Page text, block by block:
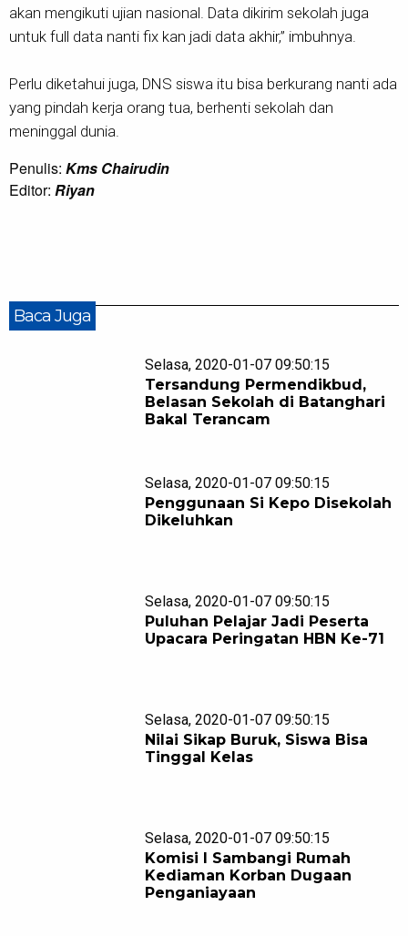
akan mengikuti ujian nasional. Data dikirim sekolah juga
untuk full data nanti fix kan jadi data akhir,” imbuhnya.
Perlu diketahui juga, DNS siswa itu bisa berkurang nanti ada
yang pindah kerja orang tua, berhenti sekolah dan
meninggal dunia.
Penulis: Kms Chairudin
Editor: Riyan
Baca Juga
Selasa, 2020-01-07 09:50:15
Tersandung Permendikbud,
Belasan Sekolah di Batanghari
Bakal Terancam
Selasa, 2020-01-07 09:50:15
Penggunaan Si Kepo Disekolah
Dikeluhkan
Selasa, 2020-01-07 09:50:15
Puluhan Pelajar Jadi Peserta
Upacara Peringatan HBN Ke-71
Selasa, 2020-01-07 09:50:15
Nilai Sikap Buruk, Siswa Bisa
Tinggal Kelas
Selasa, 2020-01-07 09:50:15
Komisi I Sambangi Rumah
Kediaman Korban Dugaan
Penganiayaan